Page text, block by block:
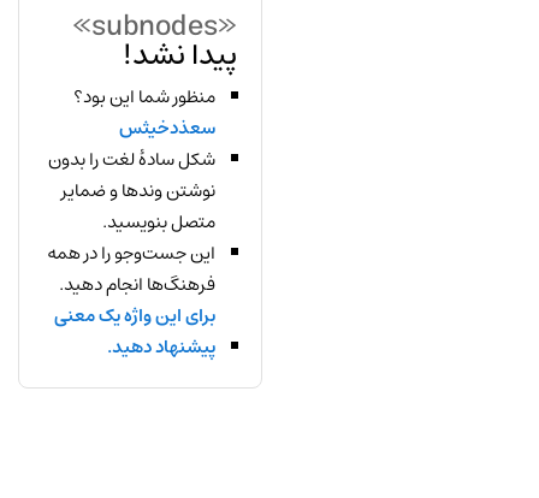
«subnodes»
پیدا نشد!
منظور شما این بود؟
سعذدخیثس
شکل سادهٔ لغت را بدون
نوشتن وندها و ضمایر
متصل بنویسید.
این جست‌وجو را در همه
فرهنگ‌ها انجام دهید.
برای این واژه یک معنی
پیشنهاد دهید.